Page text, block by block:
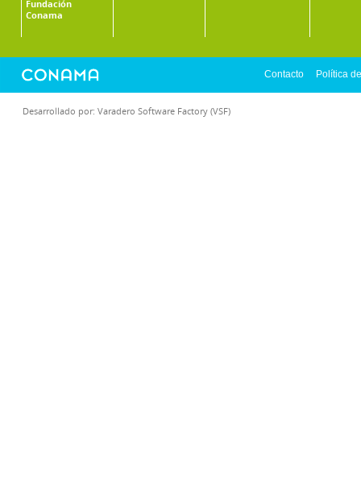
Fundación
Conama
Contacto Política
Desarrollado por: Varadero Software Factory (VSF)